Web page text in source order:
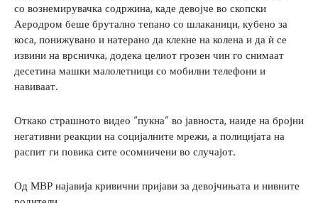
со вознемирувачка содржина, каде девојче во скопски
Аеродром беше брутално тепано со шлаканици, кубено за
коса, понижувано и натерано да клекне на колена и да ѝ се
извини на врсничка, додека целиот грозен чин го снимаат
десетина машки малолетници со мобилни телефони и
навиваат.
Откако страшното видео “пукна” во јавноста, наиде на бројни
негативни реакции на социјалните мрежи, а полицијата на
распит ги повика сите осомничени во случајот.
Од МВР најавија кривични пријави за девојчињата и нивните